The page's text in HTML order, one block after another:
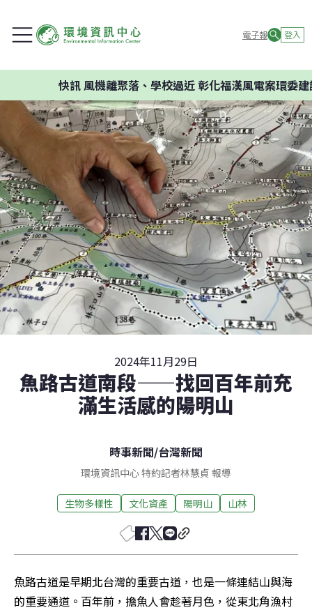
電子報 登入
風機離聚落、學校過近 彰化福漢風電案環委建議不應開發
2024年11月29日
魚路古道南段——找回百年前充
滿生活感的陽明山
時事新聞/台灣新聞
環境資訊中心 特約記者林慧貞 報導
生物多樣性 文化資產 陽明山 山林
魚路古道是早期北台灣的重要古道，也是一條連結山與海
的重要通道。百年前，擔魚人會趁著月色，從東北角漁村